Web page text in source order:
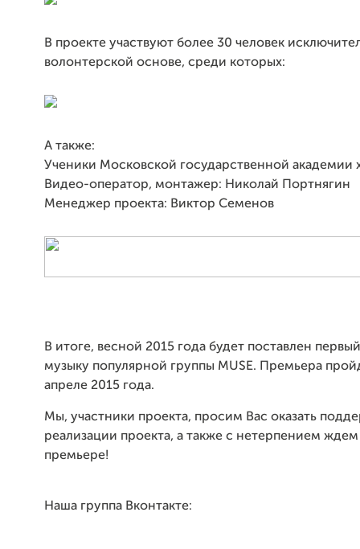
В проекте участвуют более 30 человек
волонтерской основе, среди которых:
А также:
Ученики Московской государственной академии
Видео-оператор, монтажер: Николай Портнягин
Менеджер проекта: Виктор Семенов
В итоге, весной 2015 года будет поставлен
музыку популярной группы MUSE. Премьера
апреле 2015 года.
Мы, участники проекта, просим Вас оказать
реализации проекта, а также с нетерпением ждем
премьере!
Наша группа Вконтакте: